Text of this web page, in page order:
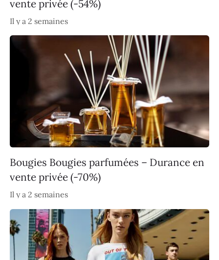
vente privée (-54%)
Il y a 2 semaines
Bougies Bougies parfumées – Durance en
vente privée (-70%)
Il y a 2 semaines